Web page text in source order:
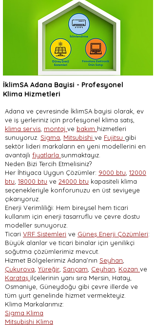
İklimSA Adana Bayisi - Profesyonel
Klima Hizmetleri
Adana ve çevresinde İklimSA bayisi olarak, ev
ve iş yerleriniz için profesyonel klima satış,
klima servis montaj ve bakım hizmetleri
sunuyoruz. Sigma Mitsubishi ve Fujitsu gibi
sektör lideri markaların en yeni modellerini en
avantajlı fiyatlarla sunmaktayız.
Neden Bizi Tercih Etmelisiniz?
Her İhtiyaca Uygun Çözümler: 9000 btu 12000
btu 18000 btu ve 24000 btu kapasiteli klima
seçenekleriyle konforunuzu en üst seviyeye
çıkarıyoruz.
Enerji Verimliliği: Hem bireysel hem ticari
kullanım için enerji tasarruflu ve çevre dostu
modeller sunuyoruz.
Ticari VRF Sistemleri ve Güneş Enerji Çözümleri:
Büyük alanlar ve ticari binalar için yenilikçi
soğutma çözümlerimiz mevcut.
Hizmet Bölgelerimiz Adana’nın Seyhan
Çukurova Yüreğir Sarıçam Ceyhan Kozan ve
Karataş ilçelerinin yanı sıra Mersin, Hatay,
Osmaniye, Güneydoğu gibi çevre illerde ve
tüm yurt genelinde hizmet vermekteyiz.
Klima Markalarımız:
Sigma Klima
Mitsubishi Klima